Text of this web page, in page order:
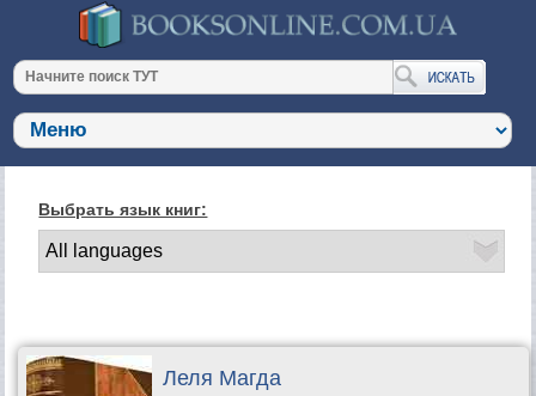
Выбрать язык книг:
Леля Магда